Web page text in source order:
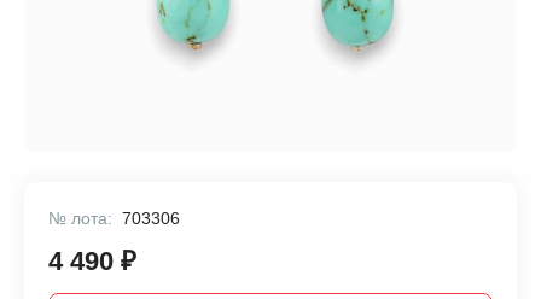
№ лота: 703306
4 490 ₽